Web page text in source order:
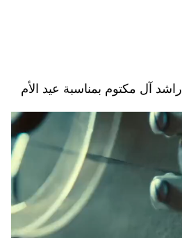
آل مكتوم بمناسبة عيد الأم